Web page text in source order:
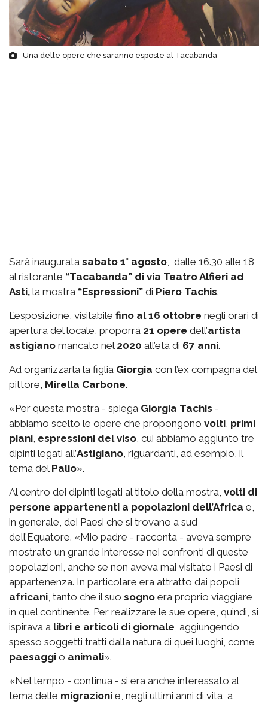
Una delle opere che saranno esposte al Tacabanda
Sarà inaugurata sabato 1° agosto, dalle 16.30 alle 18
al ristorante “Tacabanda” di via Teatro Alfieri ad
Asti, la mostra “Espressioni” di Piero Tachis.
L’esposizione, visitabile fino al 16 ottobre negli orari di
apertura del locale, proporrà 21 opere dell’artista
astigiano mancato nel 2020 all’età di 67 anni.
Ad organizzarla la figlia Giorgia con l’ex compagna del
pittore, Mirella Carbone.
«Per questa mostra - spiega Giorgia Tachis -
abbiamo scelto le opere che propongono volti, primi
piani, espressioni del viso, cui abbiamo aggiunto tre
dipinti legati all’Astigiano, riguardanti, ad esempio, il
tema del Palio».
Al centro dei dipinti legati al titolo della mostra, volti di
persone appartenenti a popolazioni dell’Africa e,
in generale, dei Paesi che si trovano a sud
dell’Equatore. «Mio padre - racconta - aveva sempre
mostrato un grande interesse nei confronti di queste
popolazioni, anche se non aveva mai visitato i Paesi di
appartenenza. In particolare era attratto dai popoli
africani, tanto che il suo sogno era proprio viaggiare
in quel continente. Per realizzare le sue opere, quindi, si
ispirava a libri e articoli di giornale, aggiungendo
spesso soggetti tratti dalla natura di quei luoghi, come
paesaggi o animali».
«Nel tempo - continua - si era anche interessato al
tema delle migrazioni e, negli ultimi anni di vita, a